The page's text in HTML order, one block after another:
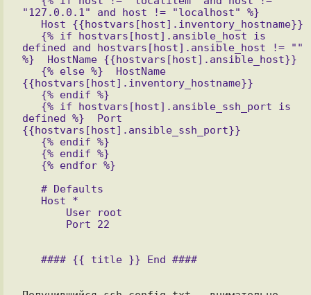
"127.0.0.1" and host != "localhost" %}
defined and hostvars[host].ansible_host != ""
%}  HostName {{hostvars[host].ansible_host}}
{{hostvars[host].inventory_hostname}}
defined %}  Port
{{hostvars[host].ansible_ssh_port}}
   #### {{ title }} End ####